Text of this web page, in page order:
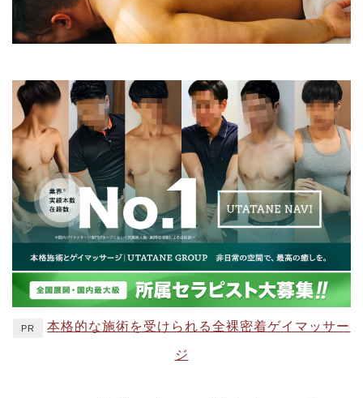
PR 本格的な施術を受けられる全裸密着ゲイマッサー
ジ